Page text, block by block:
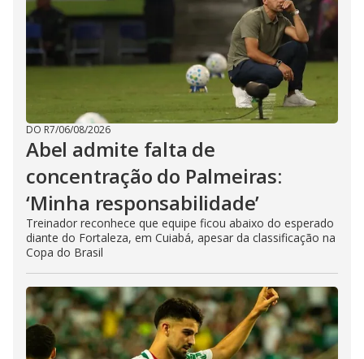
DO R7/06/08/2026
Abel admite falta de
concentração do Palmeiras:
‘Minha responsabilidade’
Treinador reconhece que equipe ficou abaixo do esperado
diante do Fortaleza, em Cuiabá, apesar da classificação na
Copa do Brasil